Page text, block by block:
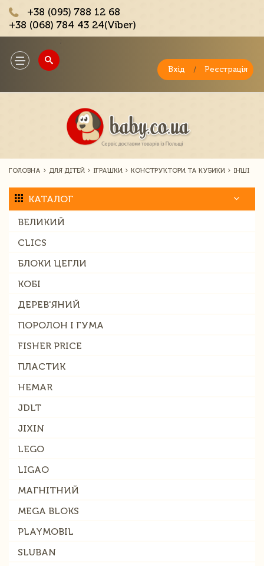
+38 (095) 788 12 68
+38 (068) 784 43 24(Viber)
Toggle
navigation
Вхід / Реєстрація
ГОЛОВНА ДЛЯ ДІТЕЙ ІГРАШКИ КОНСТРУКТОРИ ТА КУБИКИ ІНШІ
КАТАЛОГ
ВЕЛИКИЙ
CLICS
БЛОКИ ЦЕГЛИ
КОБІ
ДЕРЕВ'ЯНИЙ
ПОРОЛОН І ГУМА
FISHER PRICE
ПЛАСТИК
HEMAR
JDLT
JIXIN
LEGO
LIGAO
МАГНІТНИЙ
MEGA BLOKS
PLAYMOBIL
SLUBAN